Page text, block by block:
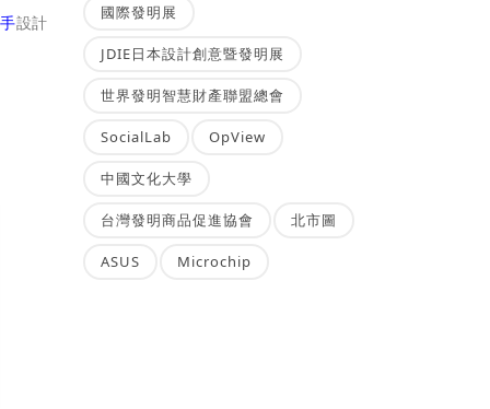
設計
國際發明展
JDIE日本設計創意暨發明展
世界發明智慧財產聯盟總會
SocialLab OpView
中國文化大學
台灣發明商品促進協會 北市圖
ASUS Microchip